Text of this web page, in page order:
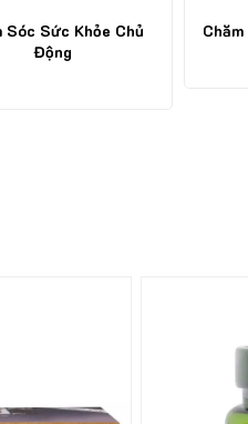
Sức Khỏe Lan Da